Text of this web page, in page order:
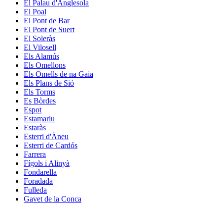
El Palau d'Anglesola
El Poal
El Pont de Bar
El Pont de Suert
El Soleràs
El Vilosell
Els Alamús
Els Omellons
Els Omells de na Gaia
Els Plans de Sió
Els Torms
Es Bòrdes
Espot
Estamariu
Estaràs
Esterri d'Àneu
Esterri de Cardós
Farrera
Fígols i Alinyà
Fondarella
Foradada
Fulleda
Gavet de la Conca